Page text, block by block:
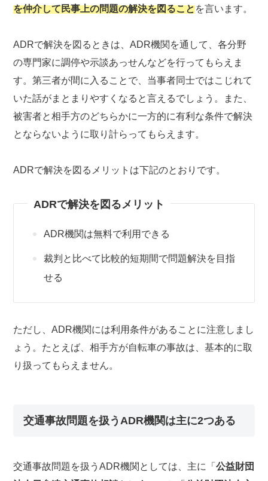
を仲介して民事上の問題の解決を図ることを言います。
ADRで解決を図るときは、ADR機関を通して、各分野
の専門家に調停や示談あっせんなどを行ってもらえま
す。第三者が間に入ることで、当事者同士ではこじれて
いた話がまとまりやすくなると言えるでしょう。また、
被害者と相手方のどちらかに一方的に有利な条件で解決
とならないように取り計らってもらえます。
ADRで解決を図るメリットは下記のとおりです。
ADRで解決を図るメリット
ADR機関は無料で利用できる
裁判と比べて比較的短期間で問題解決を目指
せる
ただし、ADR機関には利用条件があることに注意しまし
ょう。たとえば、相手方が自転車の事故は、基本的に取
り扱ってもらえません。
交通事故問題を扱うADR機関は主に2つある
交通事故問題を扱うADR機関としては、主に「公益財団